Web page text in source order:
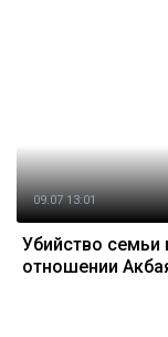
09.07 13:01
Убийство семьи
отношении